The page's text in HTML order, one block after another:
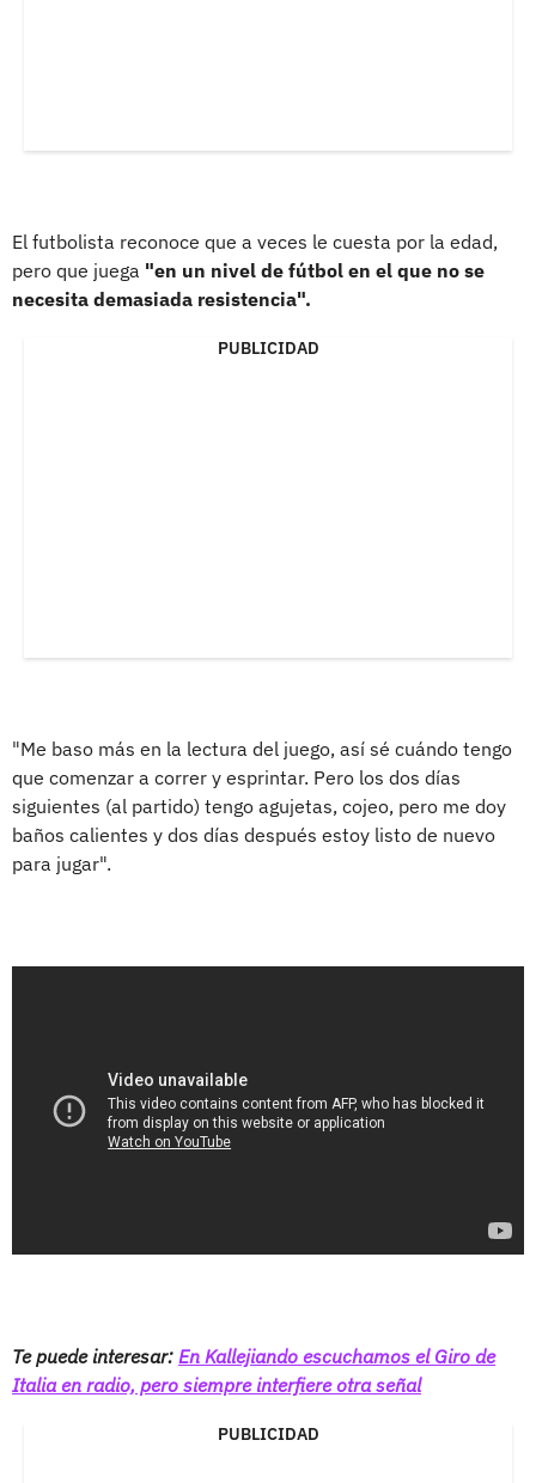
El futbolista reconoce que a veces le cuesta por la edad,
pero que juega "en un nivel de fútbol en el que no se
necesita demasiada resistencia".
PUBLICIDAD
"Me baso más en la lectura del juego, así sé cuándo tengo
que comenzar a correr y esprintar. Pero los dos días
siguientes (al partido) tengo agujetas, cojeo, pero me doy
baños calientes y dos días después estoy listo de nuevo
para jugar".
Te puede interesar: En Kallejiando escuchamos el Giro de
Italia en radio, pero siempre interfiere otra señal
PUBLICIDAD